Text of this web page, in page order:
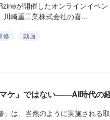
が開催したオンラインイベ
崎重工業株式会社の喜...
修
動画
ケ」ではない——AI時代の
は、当然のように実施される